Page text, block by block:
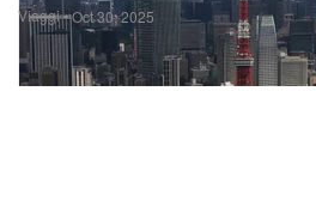
Viaggi Oct 30, 2025